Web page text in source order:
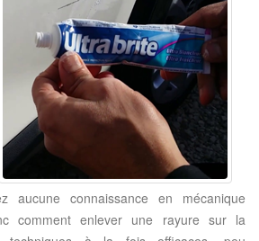
aucune connaissance en mécanique
comment enlever une rayure sur la